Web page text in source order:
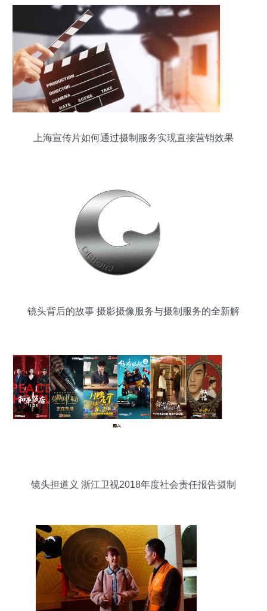
上海宣传片如何通过摄制服务实现直接营销效果
镜头背后的故事 摄影摄像服务与摄制服务的全新解
镜头担道义 浙江卫视2018年度社会责任报告摄制